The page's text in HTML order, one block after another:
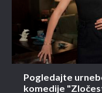
Pogledajte
komedije